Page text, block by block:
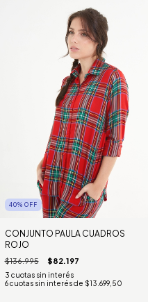
40% OFF
CONJUNTO PAULA CUADROS
ROJO
$136.995 $82.197
6 cuotas sin interés de $13.699,50